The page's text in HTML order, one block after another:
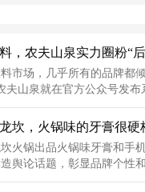
，农夫山泉实力圈粉“
市场，几乎所有的品牌都
夫山泉就在官方公众号发
，包含有米酒、柠檬红茶
坎，火锅味的牙膏很硬
火锅出品火锅味牙膏和手
舆论话题，彰显品牌个性和